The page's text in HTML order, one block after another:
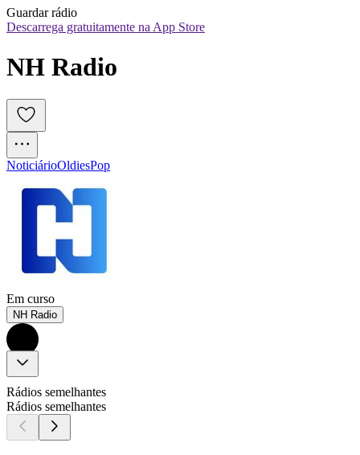
Guardar rádio
Descarrega gratuitamente na App Store
NH Radio
NoticiárioOldiesPop
Em curso
NH Radio
Rádios semelhantes
Rádios semelhantes